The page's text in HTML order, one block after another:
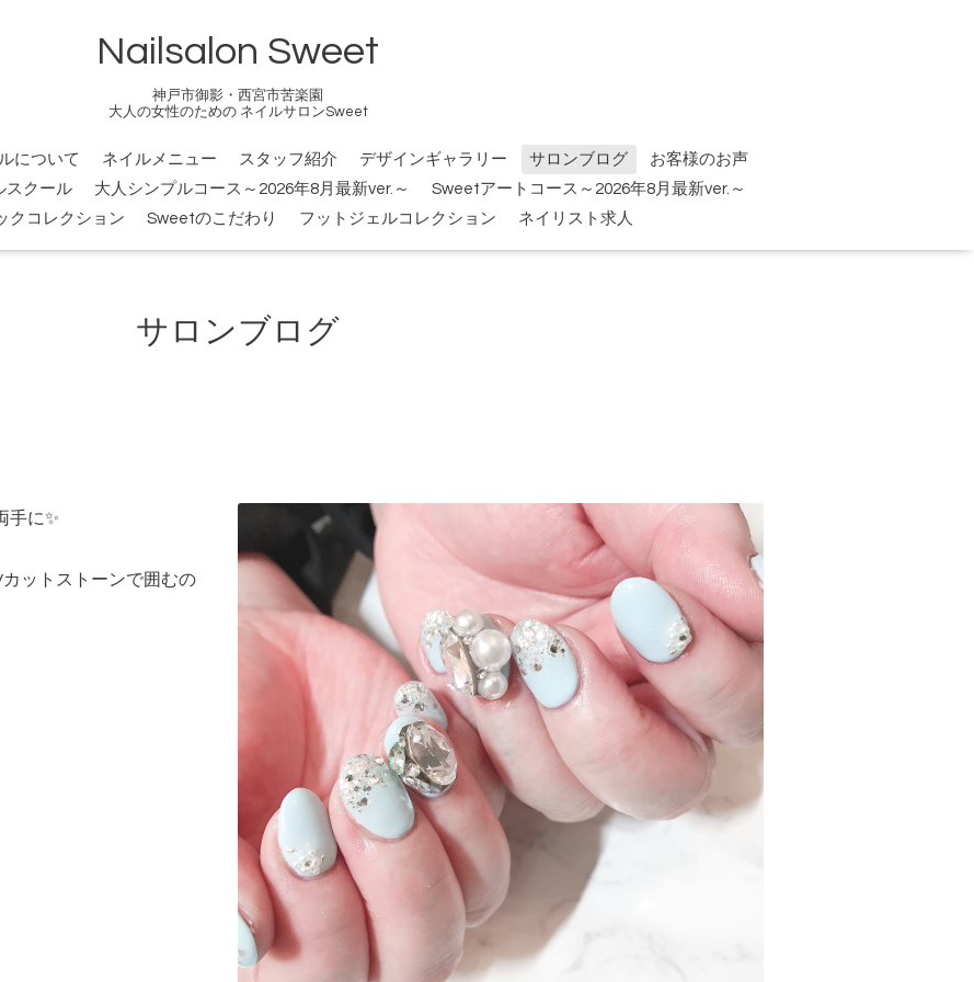
Nailsalon Sweet
神戸市御影・西宮市苦楽園
大人の女性のための ネイルサロンSweet
について ネイルメニュー スタッフ紹介 デザインギャラリー サロンブログ
お客様のお声
スクール 大人シンプルコース～2026年8月最新ver.～
Sweetアートコース～2026年8月最新ver.～
クコレクション
Sweetのこだわり フットジェルコレクション ネイリスト求人
サロンブログ
手に✨
ットストーンで囲むの